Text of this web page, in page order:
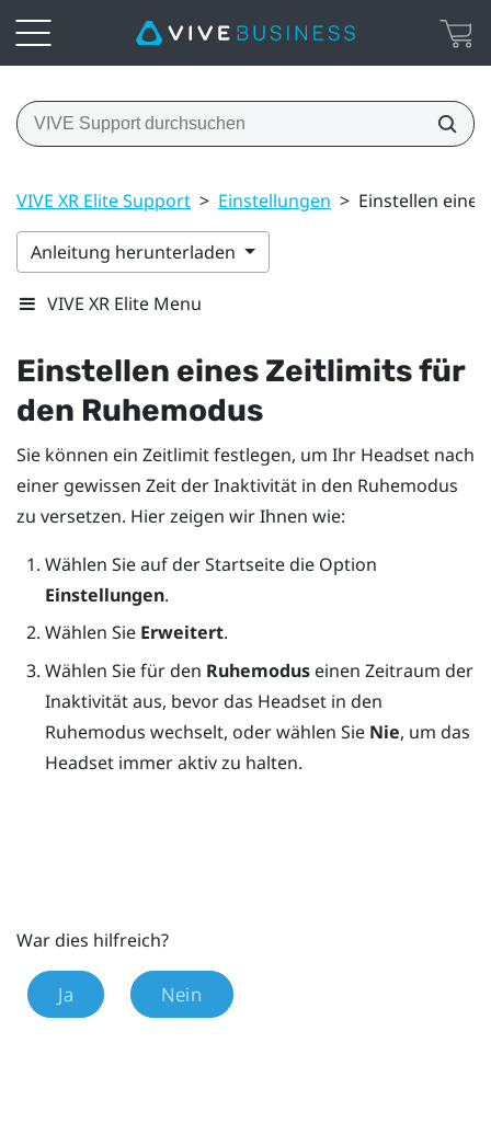
VIVE XR Elite Support > Einstellungen > Einstellen
Anleitung herunterladen
VIVE XR Elite Menu
Einstellen eines Zeitlimits für
den Ruhemodus
Sie können ein Zeitlimit festlegen, um Ihr Headset nach
einer gewissen Zeit der Inaktivität in den Ruhemodus
zu versetzen. Hier zeigen wir Ihnen wie:
Wählen Sie auf derStartseitedie Option
Einstellungen.
Wählen Sie Erweitert.
Wählen Sie für den Ruhemoduseinen Zeitraum der
Inaktivität aus, bevor das Headset in den
Ruhemodus wechselt, oder wählen Sie Nie, um das
Headset immer aktiv zu halten.
War dies hilfreich?
Ja Nein